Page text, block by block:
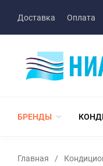
Доставка Оплата
БРЕНДЫ
Главная /